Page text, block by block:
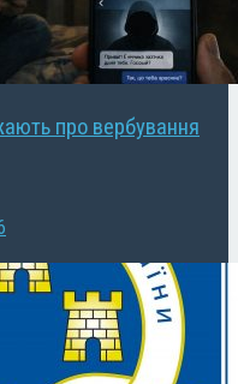
про вербування